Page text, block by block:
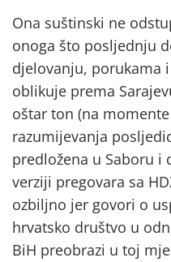
Ona suštinski ne
onoga što posljednju
djelovanju, porukama
oblikuje prema
oštar ton (na
razumijevanja
predložena u Saboru i
verziji pregovara sa
ozbiljno jer govori o
hrvatsko društvo u
BiH preobrazi u toj